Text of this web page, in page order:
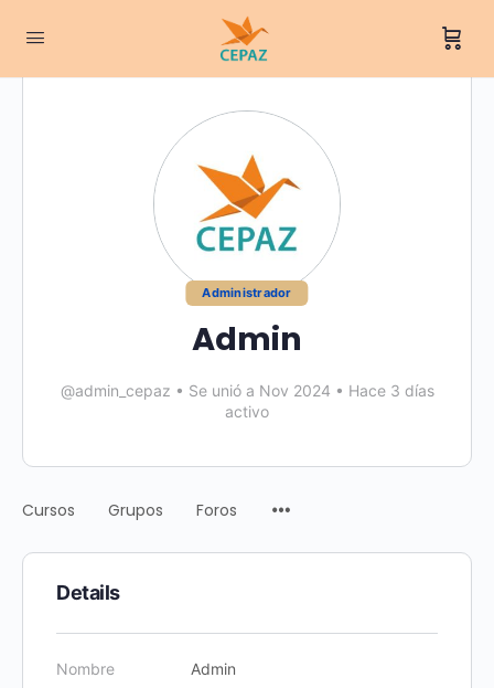
Administrador
Admin
@admin_cepaz • Se unió a Nov 2024 • Hace 3 días
activo
Cursos Grupos Foros
Details
Nombre Admin